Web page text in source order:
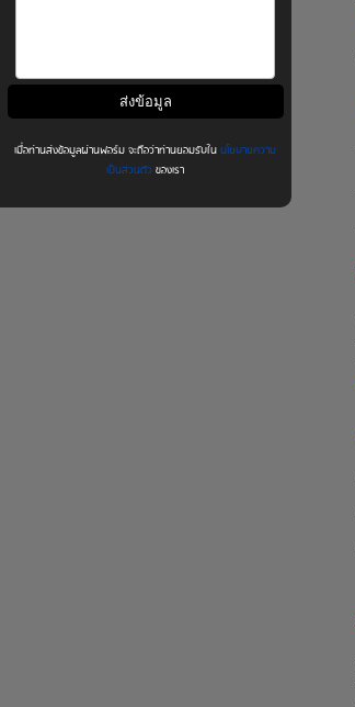
เมื่อท่านส่งข้อมูลผ่านฟอร์ม จะถือว่าท่านยอมรับในนโยบายความ
เป็นส่วนตัวของเรา